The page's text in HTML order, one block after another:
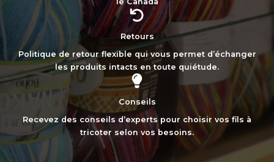
Retours
Politique de retour flexible qui vous permet d’échanger
les produits intacts en toute quiétude.
Conseils
Recevez des conseils d’experts pour choisir vos fils à
tricoter selon vos besoins.